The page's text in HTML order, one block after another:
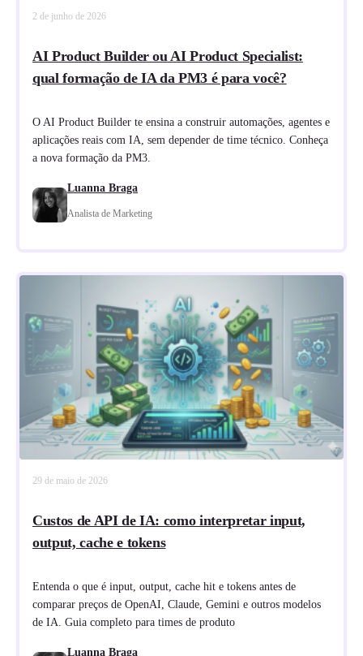
2 de junho de 2026
AI Product Builder ou AI Product Specialist:
qual formação de IA da PM3 é para você?
O AI Product Builder te ensina a construir automações, agentes e
aplicações reais com IA, sem depender de time técnico. Conheça
a nova formação da PM3.
Luanna Braga
Analista de Marketing
29 de maio de 2026
Custos de API de IA: como interpretar input,
output, cache e tokens
Entenda o que é input, output, cache hit e tokens antes de
comparar preços de OpenAI, Claude, Gemini e outros modelos
de IA. Guia completo para times de produto
Luanna Braga